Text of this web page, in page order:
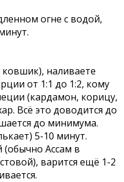
огне с водой,
наливаете
от 1:1 до 1:2, кому
(кардамон, корицу,
Всё это доводится до
до минимума.
5-10 минут.
(обычно Ассам в
варится ещё 1-2